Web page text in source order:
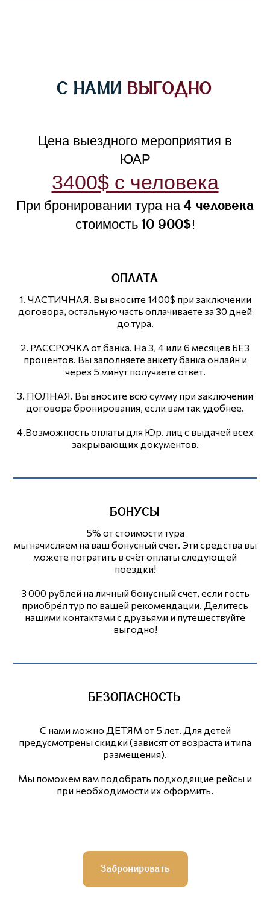
С НАМИ ВЫГОДНО
Цена выездного мероприятия в
ЮАР
3400$ с человека
При бронировании тура на4 человека
стоимость 10 900$!
ОПЛАТА
1. ЧАСТИЧНАЯ. Вы вносите 1400$ при заключении
договора, остальную часть оплачиваете за 30 дней
до тура.
2. РАССРОЧКА от банка. На 3, 4 или 6 месяцев БЕЗ
процентов. Вы заполняете анкету банка онлайн и
через 5 минут получаете ответ.
3. ПОЛНАЯ. Вы вносите всю сумму при заключении
договора бронирования, если вам так удобнее.
4.Возможность оплаты для Юр. лиц с выдачей всех
закрывающих документов.
БОНУСЫ
5% от стоимости тура
мы начисляем на ваш бонусный счет. Эти средства вы
можете потратить в счёт оплаты следующей
поездки!
3 000 рублей на личный бонусный счет, если гость
приобрёл тур по вашей рекомендации. Делитесь
нашими контактами с друзьями и путешествуйте
выгодно!
БЕЗОПАСНОСТЬ
С нами можно ДЕТЯМ от 5 лет. Для детей
предусмотрены скидки (зависят от возраста и типа
размещения).
Мы поможем вам подобрать подходящие рейсы и
при необходимости их оформить.
Забронировать